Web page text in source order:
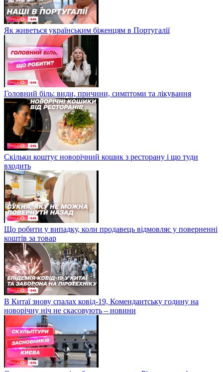
Як живеться українським біженцям в Португалії
Головний біль: види, причини, симптоми та лікування
Скільки коштує новорічний кошик з ресторану і що туди
входить
Що робити у випадку, коли продавець відмовляє у поверненні
коштів за товар
В Китаї знову спалах ковід-19, Комендантську годину на
новорічну ніч не скасовують – новини